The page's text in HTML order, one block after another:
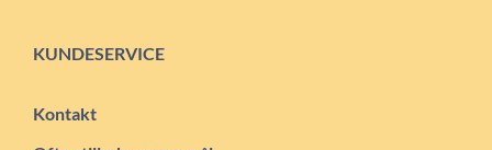
KUNDESERVICE
Kontakt